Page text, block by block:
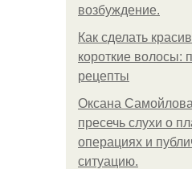
возбуждение.
Как сделать
короткие волосы:
рецепты
Оксана
пресечь слухи о
операциях и
ситуацию.